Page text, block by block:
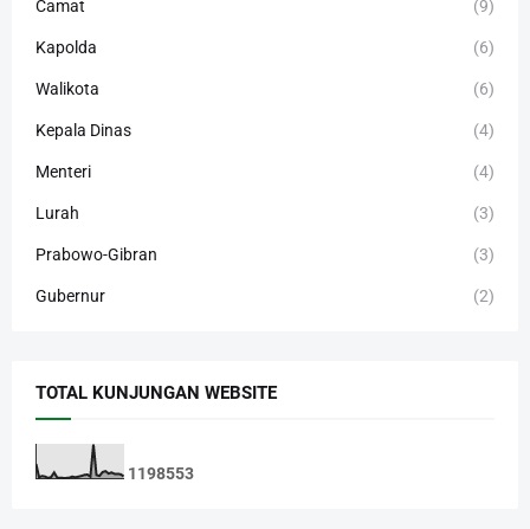
Camat (9)
Kapolda (6)
Walikota (6)
Kepala Dinas (4)
Menteri (4)
Lurah (3)
Prabowo-Gibran (3)
Gubernur (2)
TOTAL KUNJUNGAN WEBSITE
1198553